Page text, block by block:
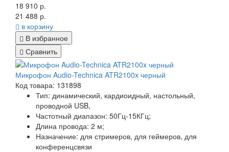
18 910 р.
21 488 р.
в корзину
В избранное
Сравнить
Микрофон Audio-Technica ATR2100x черный
Код товара: 131898
Тип: динамический, кардиоидный, настольный,
проводной USB,
Частотный диапазон: 50Гц-15КГц;
Длина провода: 2 м;
Назначение: для стримеров, для геймеров, для
конференцсвязи